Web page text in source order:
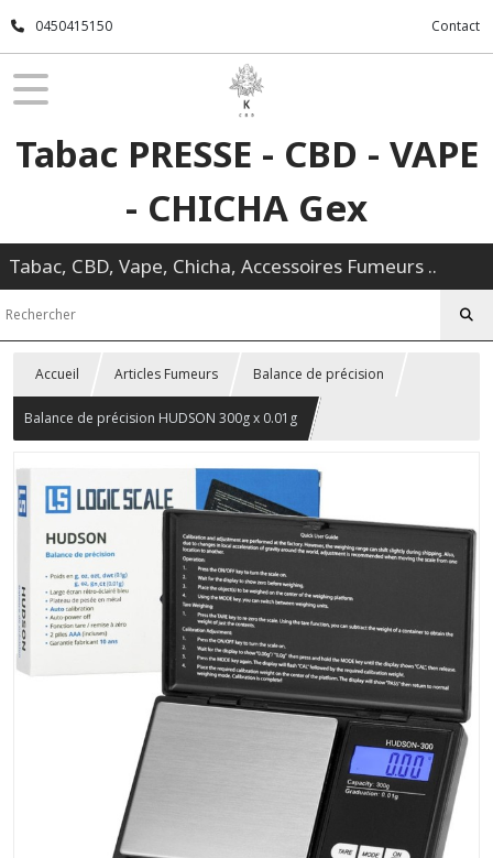
0450415150 Contact
Tabac PRESSE - CBD - VAPE
- CHICHA Gex
Tabac, CBD, Vape, Chicha, Accessoires Fumeurs ..
Accueil Articles Fumeurs Balance de précision
Balance de précision HUDSON 300g x 0.01g